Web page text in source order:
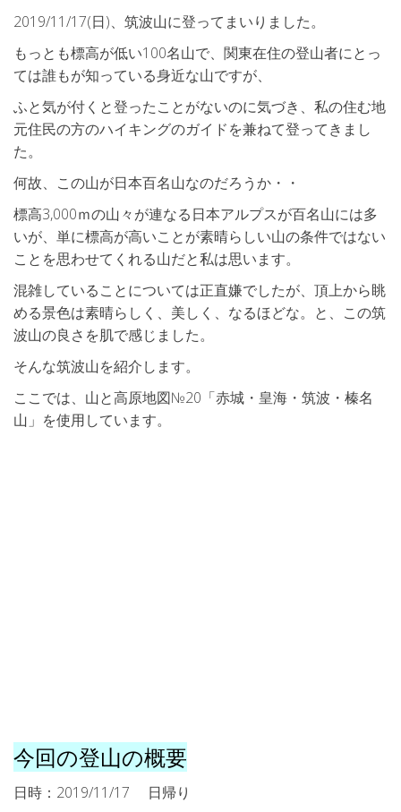
2019/11/17(日)、筑波山に登ってまいりました。
もっとも標高が低い100名山で、関東在住の登山者にとっ
ては誰もが知っている身近な山ですが、
ふと気が付くと登ったことがないのに気づき、私の住む地
元住民の方のハイキングのガイドを兼ねて登ってきまし
た。
何故、この山が日本百名山なのだろうか・・
標高3,000ｍの山々が連なる日本アルプスが百名山には多
いが、単に標高が高いことが素晴らしい山の条件ではない
ことを思わせてくれる山だと私は思います。
混雑していることについては正直嫌でしたが、頂上から眺
める景色は素晴らしく、美しく、なるほどな。と、この筑
波山の良さを肌で感じました。
そんな筑波山を紹介します。
ここでは、山と高原地図№20「赤城・皇海・筑波・榛名
山」を使用しています。
今回の登山の概要
日時：2019/11/17 日帰り